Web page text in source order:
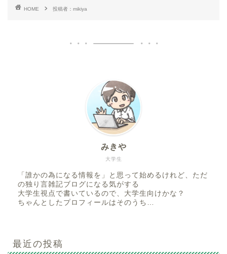
HOME 投稿者：mikiya
大学生
みきや
「誰かの為になる情報を」と思って始めるけれど、ただ
の独り言雑記ブログになる気がする
大学生視点で書いているので、大学生向けかな？
ちゃんとしたプロフィールはそのうち…
最近の投稿